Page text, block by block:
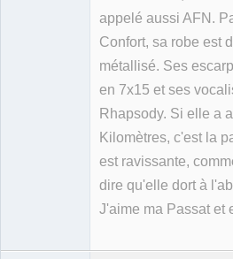
appelé aussi AFN.
Confort, sa robe est
métallisé. Ses
en 7x15 et ses
Rhapsody. Si elle a
Kilomètres, c'est la
est ravissante,
dire qu'elle dort à
J'aime ma Passat et